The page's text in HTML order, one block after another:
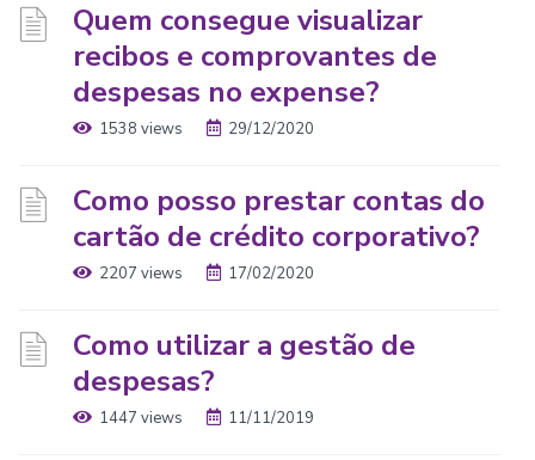
Quem consegue visualizar
recibos e comprovantes de
despesas no expense?
1538 views 29/12/2020
Como posso prestar contas do
cartão de crédito corporativo?
2207 views 17/02/2020
Como utilizar a gestão de
despesas?
1447 views 11/11/2019